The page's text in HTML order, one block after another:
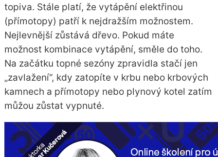
topiva. Stále platí, že vytápění elektřinou
(přímotopy) patří k nejdražším možnostem.
Nejlevnější zůstává dřevo. Pokud máte
možnost kombinace vytápění, směle do toho.
Na začátku topné sezóny zpravidla stačí jen
„zavlažení“, kdy zatopíte v krbu nebo krbových
kamnech a přímotopy nebo plynový kotel zatím
můžou zůstat vypnuté.